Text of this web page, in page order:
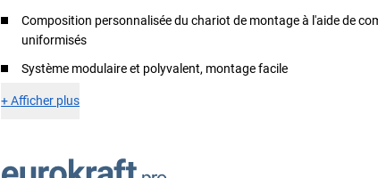
Composition personnalisée du chariot de montage à l'aide de
uniformisés
Système modulaire et polyvalent, montage facile
+Afficher plus